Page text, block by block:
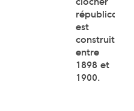
républicain
est
construit
entre
1898 et
1900.